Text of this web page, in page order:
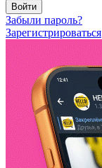
Войти
Забыли пароль?
Зарегистрироваться